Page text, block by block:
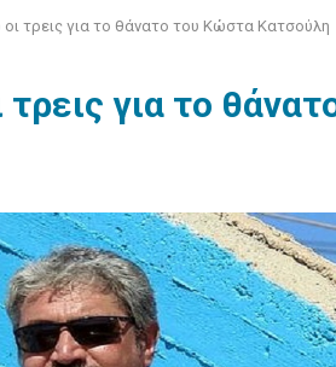
τρεις για το θάνατο του Κώστα Κατσούλη
για το